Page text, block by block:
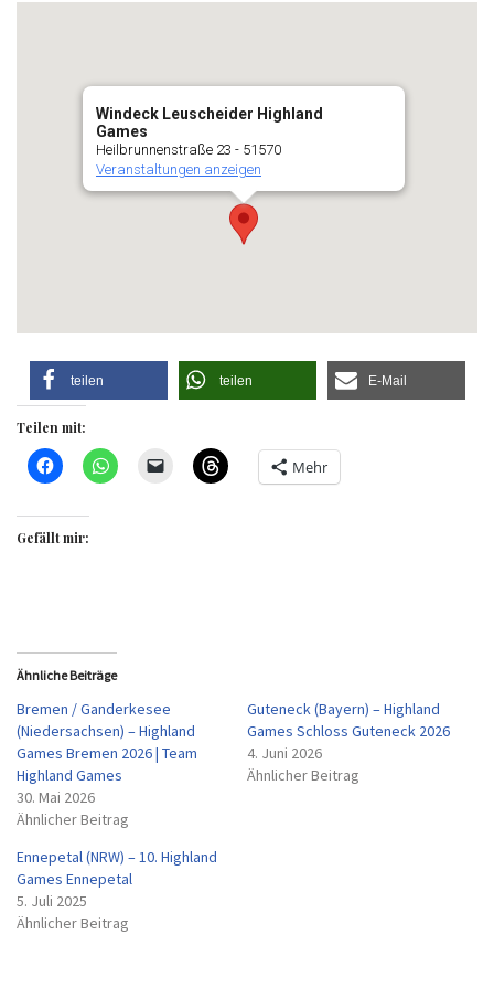
Windeck Leuscheider Highland
Games
Heilbrunnenstraße 23 - 51570
Veranstaltungen anzeigen
teilen teilen E-Mail
Teilen mit:
Mehr
Gefällt mir:
Ähnliche Beiträge
Bremen / Ganderkesee
(Niedersachsen) – Highland
Games Bremen 2026 | Team
Highland Games
30. Mai 2026
Ähnlicher Beitrag
Guteneck (Bayern) – Highland
Games Schloss Guteneck 2026
4. Juni 2026
Ähnlicher Beitrag
Ennepetal (NRW) – 10. Highland
Games Ennepetal
5. Juli 2025
Ähnlicher Beitrag